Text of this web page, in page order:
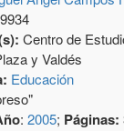
Centro de
y Valdés
Educación
:2005; Páginas: